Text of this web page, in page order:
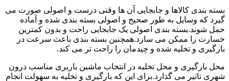
بسته بندی کالاها و جابجایی آن ها وقتی درست و اصولی صورت می
گیرد که وسایل به طور صحیح و اصولی بسته بندی شده و آماده
حمل شوند.بسته بندی اصولی یک جابجایی راحت و بدون کمترین
خسارت را ممکن می سازد.همچنین بسته بندی باعث سرعت در
بارگیری و تخلیه شده و چیدمان را راحت تر می کند.
محل بارگیری و محل تخلیه در انتخاب ماشین باربری مناسب درون
شهری تاثیر می گذارد.برای این که بارگیری و تخلیه به سهولت انجام